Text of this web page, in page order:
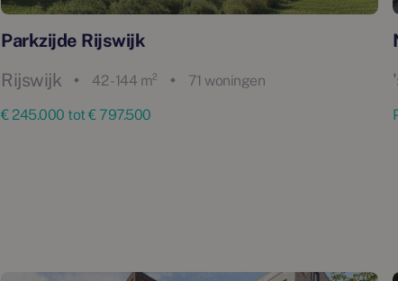
Parkzijde Rijswijk
Rijswijk
42 - 144 m²
71 woningen
€ 245.000 tot € 797.500